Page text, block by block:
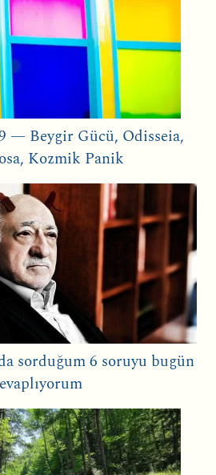
— Beygir Gücü, Odisseia,
Kozmik Panik
sorduğum 6 soruyu bugün